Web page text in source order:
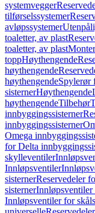
systemvegger
tilførselssystemer
avløpssystemer
toaletter, av plast
toaletter, av plast
toppHøythengende
høythengende
høythengendeSpylerør
sisternerHøythengende
høythengendeTilbehør
innbyggingssisterner
innbyggingssisterner
Omega
for Delta
skylleventiler
Innløpsventiler
sisternerReservedeler
sisternerInnløpsventiler
Innløpsventiler for